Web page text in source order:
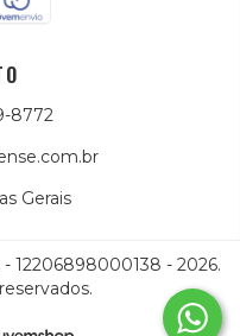
8772
Gerais
12206898000138 - 2026.